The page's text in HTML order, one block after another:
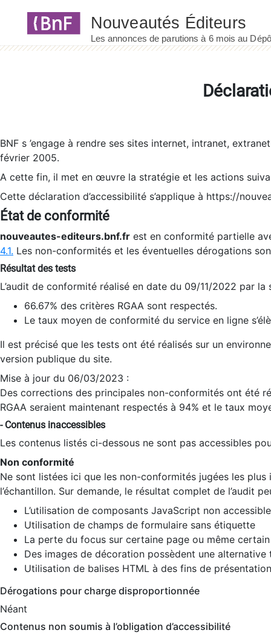
BNF s ’engage à rendre ses sites internet, intranet,
février 2005.
A cette fin, il met en œuvre la stratégie et les actions
Cette déclaration d’accessibilité s’applique à https://
État de conformité
nouveautes-editeurs.bnf.fr est en conformité partielle
4.1. Les non-conformités et les éventuelles dérogations
Résultat des tests
L’audit de conformité réalisé en date du 09/11/2022 par
66.67% des critères RGAA sont respectés.
Le taux moyen de conformité du service en ligne
Il est précisé que les tests ont été réalisés sur un
version publique du site.
Mise à jour du 06/03/2023 :
Des corrections des principales non-conformités ont été
RGAA seraient maintenant respectés à 94% et le taux
- Contenus inaccessibles
Les contenus listés ci-dessous ne sont pas accessibles
Non conformité
Ne sont listées ici que les non-conformités jugées les
l’échantillon. Sur demande, le résultat complet de l’audit
L’utilisation de composants JavaScript non
Utilisation de champs de formulaire sans étiquette
La perte du focus sur certaine page ou même
Des images de décoration possèdent une alternative
Utilisation de balises HTML à des fins de
Dérogations pour charge disproportionnée
Néant
Contenus non soumis à l’obligation d’accessibilité